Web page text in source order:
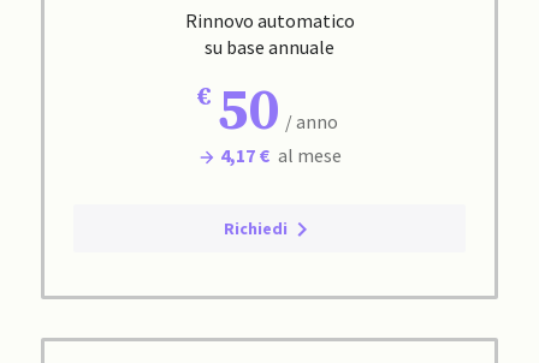
Rinnovo automatico
su base annuale
50 / anno
4,17 € al mese
Richiedi